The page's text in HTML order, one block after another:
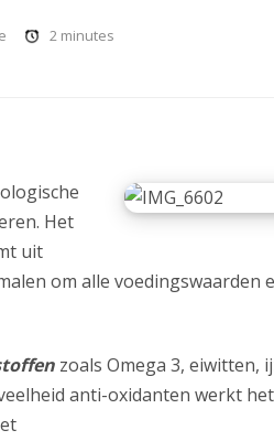
2 minutes
Het
uit
om alle voedingswaarden
zoals Omega 3, eiwitten,
anti-oxidanten werkt het